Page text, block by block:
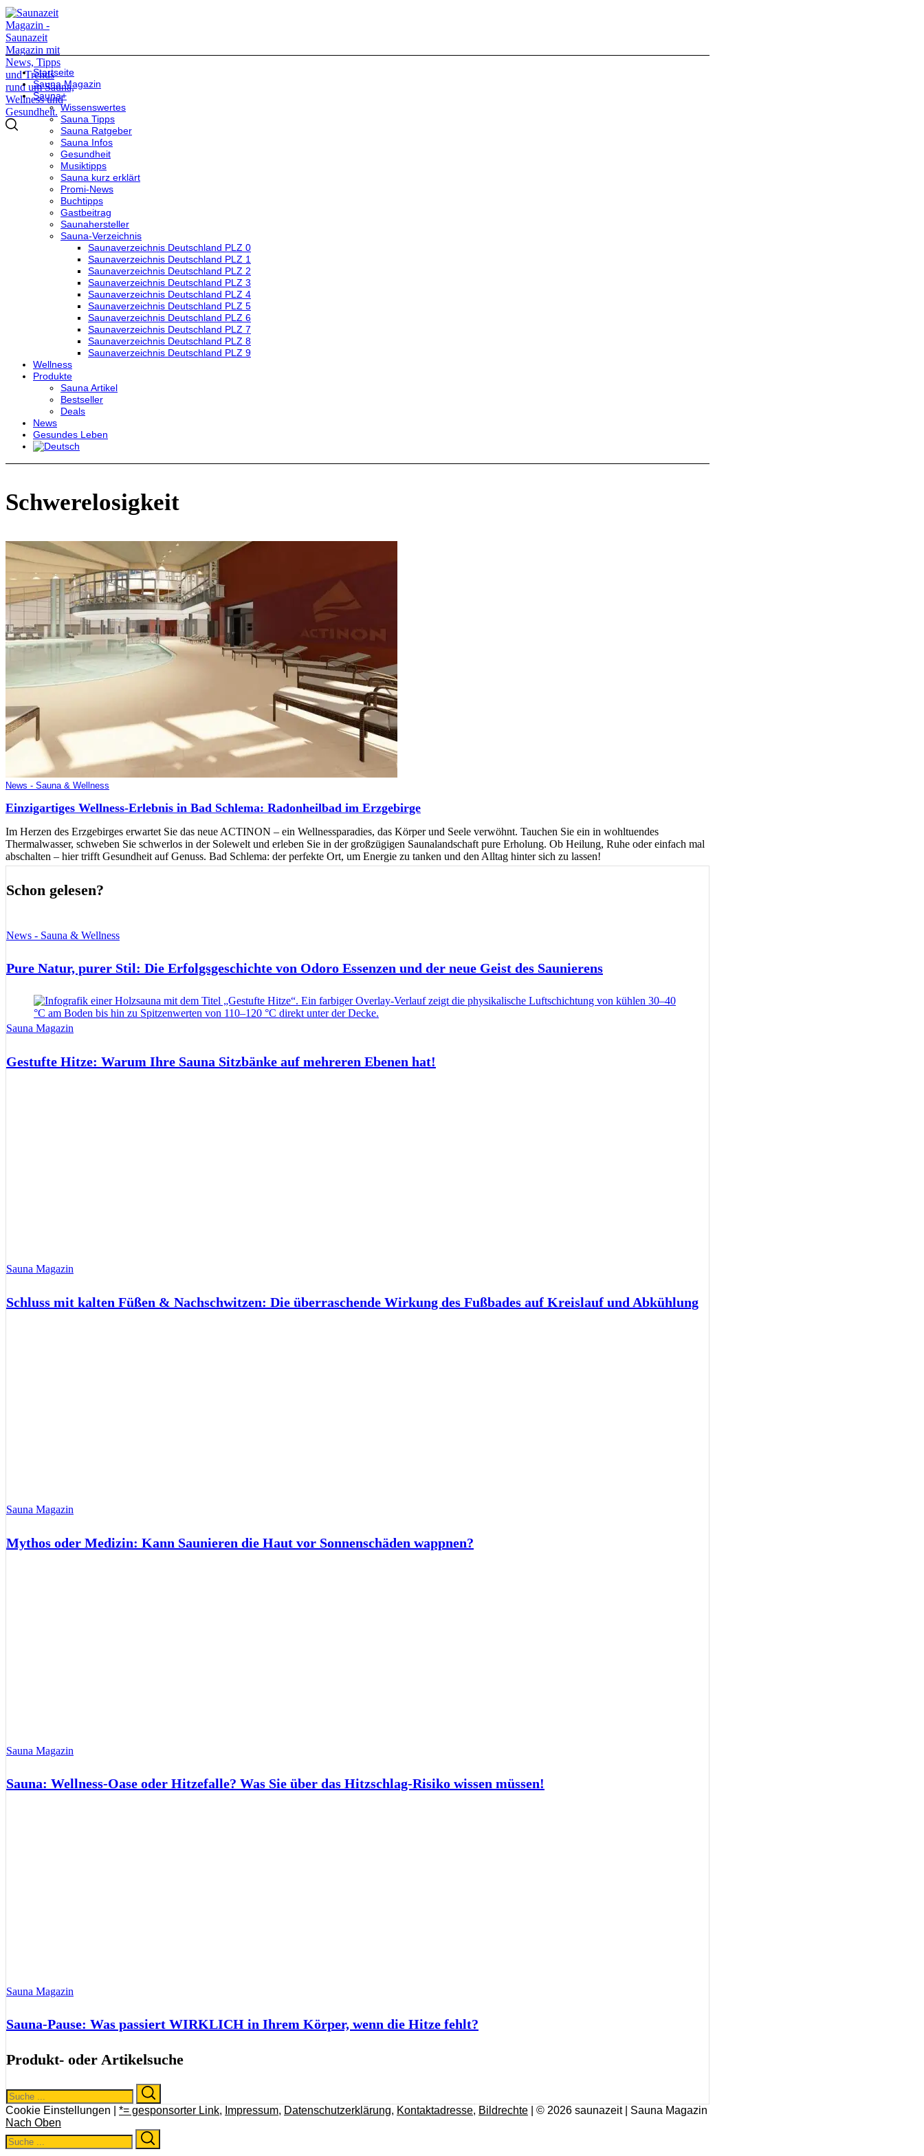
Startseite
Sauna Magazin
Sauna+
Wissenswertes
Sauna Tipps
Sauna Ratgeber
Sauna Infos
Gesundheit
Musiktipps
Sauna kurz erklärt
Promi-News
Buchtipps
Gastbeitrag
Saunahersteller
Sauna-Verzeichnis
Saunaverzeichnis Deutschland PLZ 0
Saunaverzeichnis Deutschland PLZ 1
Saunaverzeichnis Deutschland PLZ 2
Saunaverzeichnis Deutschland PLZ 3
Saunaverzeichnis Deutschland PLZ 4
Saunaverzeichnis Deutschland PLZ 5
Saunaverzeichnis Deutschland PLZ 6
Saunaverzeichnis Deutschland PLZ 7
Saunaverzeichnis Deutschland PLZ 8
Saunaverzeichnis Deutschland PLZ 9
Wellness
Produkte
Sauna Artikel
Bestseller
Deals
News
Gesundes Leben
Schwerelosigkeit
News - Sauna & Wellness
Einzigartiges Wellness-Erlebnis in Bad Schlema: Radonheilbad im Erzgebirge
Im Herzen des Erzgebirges erwartet Sie das neue ACTINON – ein Wellnessparadies, das Körper und Seele verwöhnt. Tauchen Sie ein in wohltuendes
Thermalwasser, schweben Sie schwerlos in der Solewelt und erleben Sie in der großzügigen Saunalandschaft pure Erholung. Ob Heilung, Ruhe oder einfach mal
abschalten – hier trifft Gesundheit auf Genuss. Bad Schlema: der perfekte Ort, um Energie zu tanken und den Alltag hinter sich zu lassen!
Schon gelesen?
News - Sauna & Wellness
Pure Natur, purer Stil: Die Erfolgsgeschichte von Odoro Essenzen und der neue Geist des Saunierens
Sauna Magazin
Gestufte Hitze: Warum Ihre Sauna Sitzbänke auf mehreren Ebenen hat!
Sauna Magazin
Schluss mit kalten Füßen & Nachschwitzen: Die überraschende Wirkung des Fußbades auf Kreislauf und Abkühlung
Sauna Magazin
Mythos oder Medizin: Kann Saunieren die Haut vor Sonnenschäden wappnen?
Sauna Magazin
Sauna: Wellness-Oase oder Hitzefalle? Was Sie über das Hitzschlag-Risiko wissen müssen!
Sauna Magazin
Sauna-Pause: Was passiert WIRKLICH in Ihrem Körper, wenn die Hitze fehlt?
Produkt- oder Artikelsuche
Search
for:
Cookie Einstellungen | *= gesponsorter Link, Impressum, Datenschutzerklärung, Kontaktadresse, Bildrechte | © 2026 saunazeit | Sauna Magazin
Nach Oben
Search
for: